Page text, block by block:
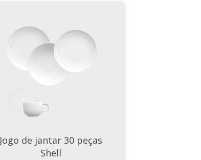
Jogo de jantar 30 peças
Shell